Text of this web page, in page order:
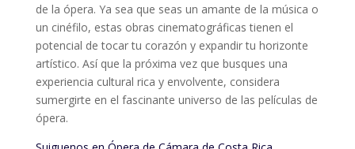
de la ópera. Ya sea que seas un amante de la música o
un cinéfilo, estas obras cinematográficas tienen el
potencial de tocar tu corazón y expandir tu horizonte
artístico. Así que la próxima vez que busques una
experiencia cultural rica y envolvente, considera
sumergirte en el fascinante universo de las películas de
ópera.